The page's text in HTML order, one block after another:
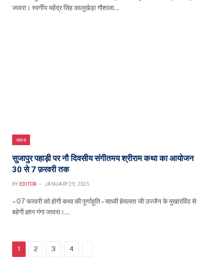
जावरा। स्वर्गीय महेंद्र सिंह कालूखेड़ा गौशाला…
जावरा
सुजापुर पहाड़ी पर नौ दिवसीय संगीतमय श्रीराम कथा का आयोजन
30 से 7 फ़रवरी तक
BY EDITOR JANUARY 29, 2025
– 07 फरवरी को होगी कथा की पूर्णाहूति – साध्वी हेमलता जी उज्जैन के मुखारविंद से
बहेगी ज्ञान गंगा जावरा।…
1 2 3 4